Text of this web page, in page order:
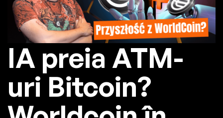
IA preia ATM-
uri Bitcoin?